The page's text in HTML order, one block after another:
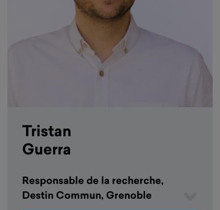
Tristan
Guerra
Responsable de la recherche,
Destin Commun, Grenoble